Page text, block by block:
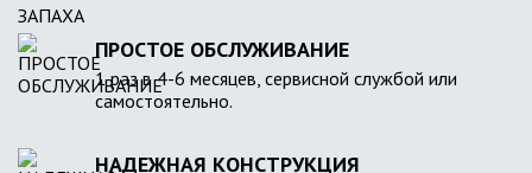
ПРОСТОЕ ОБСЛУЖИВАНИЕ
1 раз в 4-6 месяцев, сервисной службой или
самостоятельно.
НАДЕЖНАЯ КОНСТРУКЦИЯ